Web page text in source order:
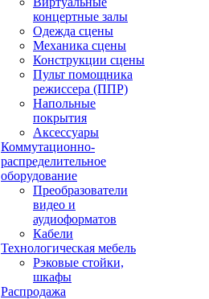
концертные залы
Одежда сцены
Механика сцены
Конструкции сцены
Пульт помощника
режиссера (ППР)
Напольные
покрытия
Аксессуары
Коммутационно-
распределительное
оборудование
Преобразователи
видео и
аудиоформатов
Кабели
Технологическая мебель
Рэковые стойки,
шкафы
Распродажа